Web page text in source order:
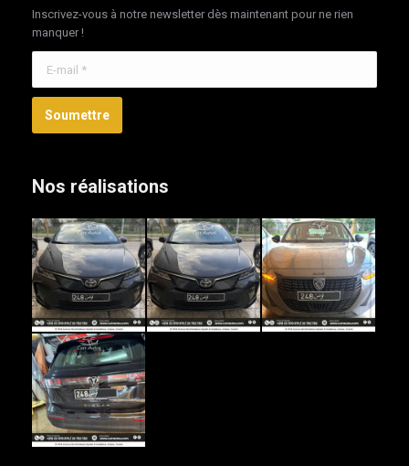
Inscrivez-vous à notre newsletter dès maintenant pour ne rien
manquer !
Soumettre
Nos réalisations